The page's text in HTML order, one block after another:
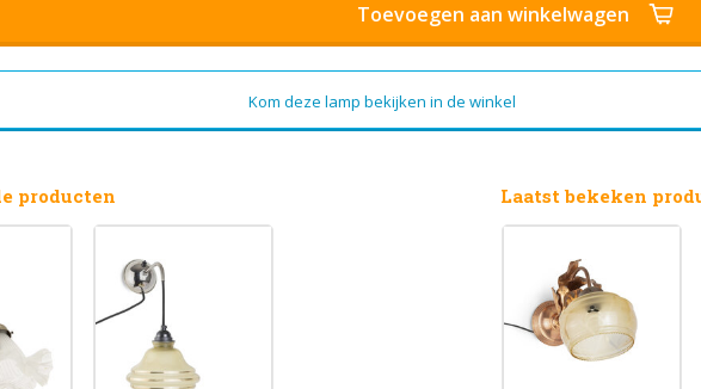
Toevoegen aan winkelwagen
Kom deze lamp bekijken in de winkel
producten Laatst bekeken